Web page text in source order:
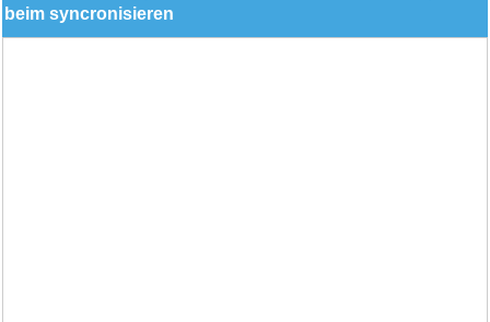
beim syncronisieren